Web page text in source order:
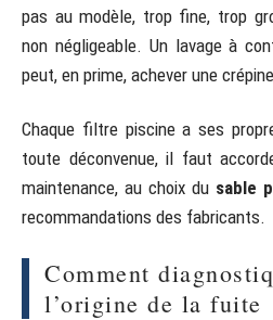
pas au modèle, trop fine, trop
non négligeable. Un lavage à
peut, en prime, achever une
Chaque filtre piscine a ses
toute déconvenue, il faut
maintenance, au choix du sable
recommandations des fabricants.
Comment
l’origine de la fuite